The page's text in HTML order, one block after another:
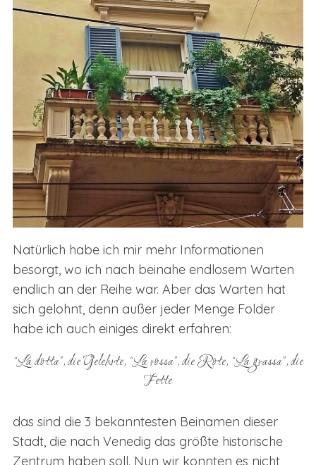
Natürlich habe ich mir mehr Informationen
besorgt, wo ich nach beinahe endlosem Warten
endlich an der Reihe war. Aber das Warten hat
sich gelohnt, denn außer jeder Menge Folder
habe ich auch einiges direkt erfahren:
“La dotta”, die Gelehrte, “La rossa”, die Rote, “La grassa”, die
Fette
das sind die 3 bekanntesten Beinamen dieser
Stadt, die nach Venedig das größte historische
Zentrum haben soll. Nun wir konnten es nicht